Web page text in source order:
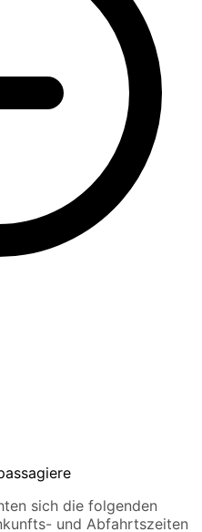
sich die folgenden
und Abfahrtszeiten